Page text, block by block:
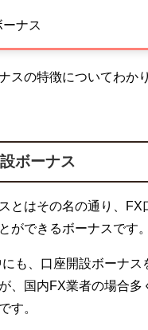
ナス
スの特徴についてわか
ボーナス
とはその名の通り、FX
ができるボーナスです。
も、口座開設ボーナス
、国内FX業者の場合多
す。